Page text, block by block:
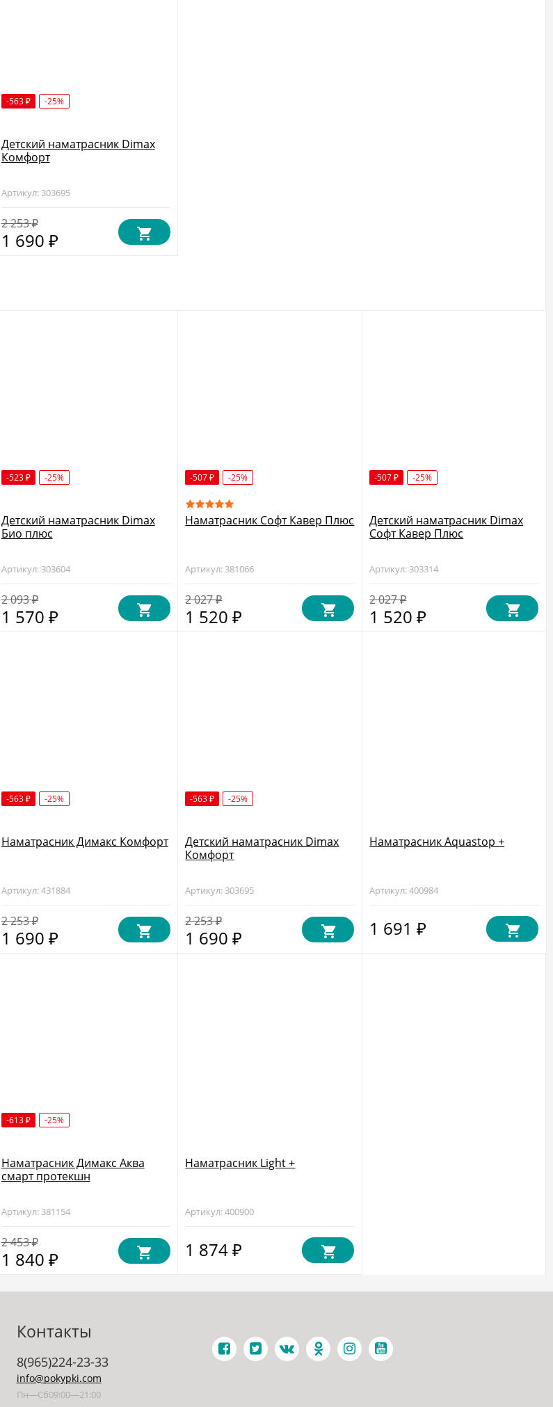
-563 ₽ -25%
Детский наматрасник Dimax
Комфорт
Артикул: 303695
2 253₽
1 690 ₽
-523 ₽ -25%
Детский наматрасник Dimax
Био плюс
Артикул: 303604
2 093₽
1 570 ₽
-507₽ -25%
Наматрасник Софт Кавер Плюс
Артикул: 381066
2 027₽
1 520₽
-507₽ -25%
Детский наматрасник Dimax
Софт Кавер Плюс
Артикул: 303314
2 027₽
1 520₽
-563 ₽ -25%
Наматрасник Димакс Комфорт
Артикул: 431884
2 253₽
1 690 ₽
-563₽ -25%
Детский наматрасник Dimax
Комфорт
Артикул: 303695
2 253₽
1 690₽
Наматрасник Aquastop +
Артикул: 400984
1 691₽
-613 ₽ -25%
Наматрасник Димакс Аква
смарт протекшн
Артикул: 381154
2 453₽
1 840 ₽
Наматрасник Light +
Артикул: 400900
1 874₽
Контакты
8(965)224-23-33
info@pokypki.com
Пн—Сб09:00—21:00